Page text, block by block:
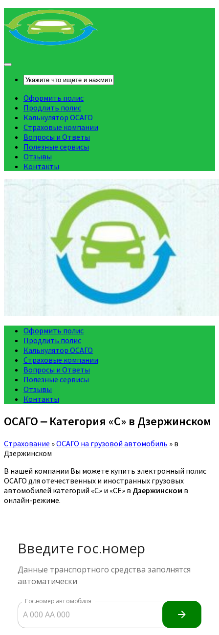
Оформить полис
Продлить полис
Калькулятор ОСАГО
Страховые компании
Вопросы и Ответы
Полезные сервисы
Отзывы
Контакты
Оформить полис
Продлить полис
Калькулятор ОСАГО
Страховые компании
Вопросы и Ответы
Полезные сервисы
Отзывы
Контакты
ОСАГО ‒ Категория «C» в Дзержинском
Страхование »ОСАГО на грузовой автомобиль » в
Дзержинском
В нашей компании Вы можете купить электронный полис
ОСАГО для отечественных и иностранных грузовых
автомобилей категорий «C» и «CE» в Дзержинском в
онлайн-режиме.